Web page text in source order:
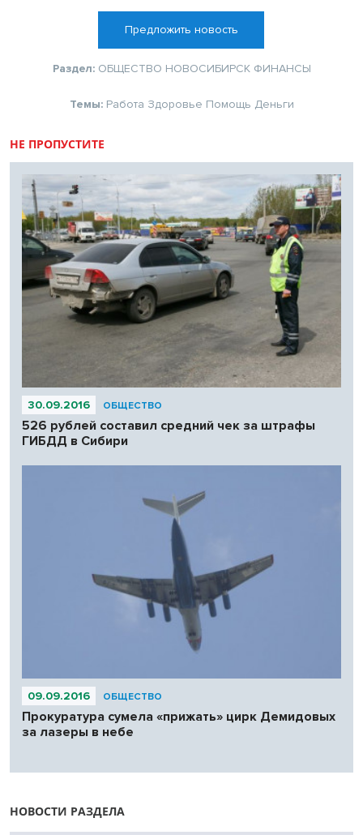
Предложить новость
Раздел: ОБЩЕСТВО НОВОСИБИРСК ФИНАНСЫ
Темы: Работа Здоровье Помощь Деньги
НЕ ПРОПУСТИТЕ
30.09.2016 ОБЩЕСТВО
526 рублей составил средний чек за штрафы
ГИБДД в Сибири
09.09.2016 ОБЩЕСТВО
Прокуратура сумела «прижать» цирк Демидовых
за лазеры в небе
НОВОСТИ РАЗДЕЛА